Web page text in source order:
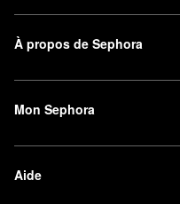
À propos de Sephora
Mon Sephora
Aide